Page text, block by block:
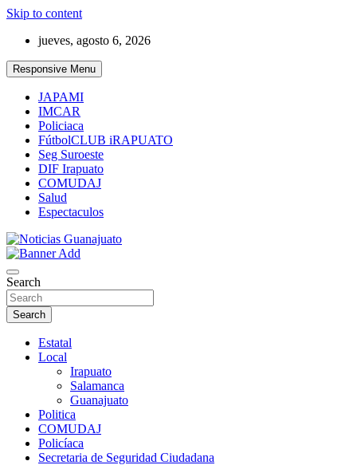
Skip to content
jueves, agosto 6, 2026
Responsive Menu
JAPAMI
IMCAR
Policiaca
FútbolCLUB iRAPUATO
Seg Suroeste
DIF Irapuato
COMUDAJ
Salud
Espectaculos
Noticias Guanajuato
Search
Search
Estatal
Local
Irapuato
Salamanca
Guanajuato
Politica
COMUDAJ
Policíaca
Secretaria de Seguridad Ciudadana